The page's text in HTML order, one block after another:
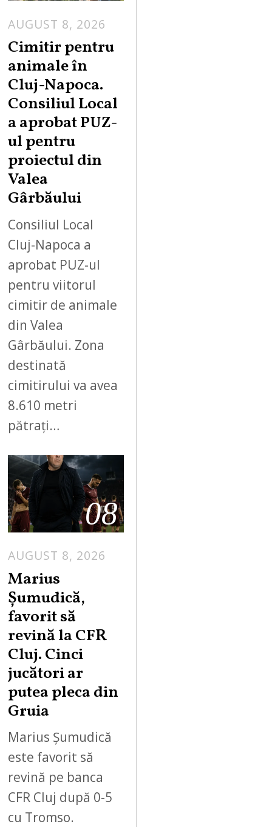
AUGUST 8, 2026
Cimitir pentru
animale în
Cluj-Napoca.
Consiliul Local
a aprobat PUZ-
ul pentru
proiectul din
Valea
Gârbăului
Consiliul Local
Cluj-Napoca a
aprobat PUZ-ul
pentru viitorul
cimitir de animale
din Valea
Gârbăului. Zona
destinată
cimitirului va avea
8.610 metri
pătrați…
08
AUGUST 8, 2026
Marius
Șumudică,
favorit să
revină la CFR
Cluj. Cinci
jucători ar
putea pleca din
Gruia
Marius Șumudică
este favorit să
revină pe banca
CFR Cluj după 0-5
cu Tromso.